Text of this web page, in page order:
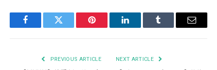
FacebookTwitter Pinterest LinkedInTumblr Email
PREVIOUS ARTICLE NEXT ARTICLE